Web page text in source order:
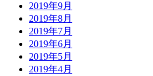
2019年9月
2019年8月
2019年7月
2019年6月
2019年5月
2019年4月